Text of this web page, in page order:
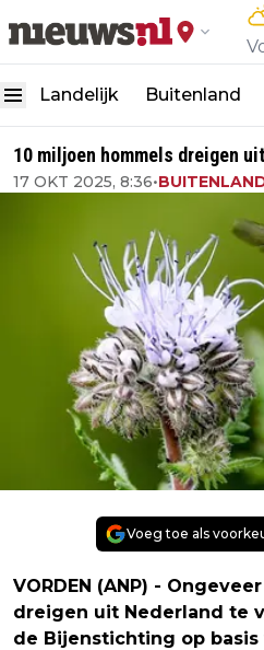
Landelijk Buitenland
10 miljoen hommels dreigen
17 OKT 2025, 8:36•
Voeg toe als
VORDEN (ANP) -
dreigen uit Nederland te
de Bijenstichting op